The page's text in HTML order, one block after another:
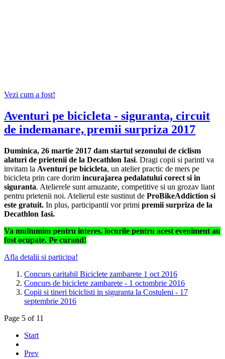
Vezi cum a fost!
Aventuri pe bicicleta - siguranta, circuit
de indemanare, premii surpriza 2017
Duminica, 26 martie 2017 dam startul sezonului de ciclism
alaturi de prietenii de la Decathlon Iasi. Dragi copii si parinti va
invitam la Aventuri pe bicicleta, un atelier practic de mers pe
bicicleta prin care dorim incurajarea pedalatului corect si in
siguranta. Atelierele sunt amuzante, competitive si un grozav liant
pentru prietenii noi. Atelierul este sustinut de ProBikeAddiction si
este gratuit. In plus, participantii vor primi premii surpriza de la
Decathlon Iasi.
Va multumim pentru interes, locurile pentru acest eveniment au
fost ocupate. Pe curand!
Afla detalii si participa!
Concurs caritabil Biciclete zambarete 1 oct 2016
Concurs de biciclete zambarete - 1 octombrie 2016
Copii si tineri biciclisti in siguranta la Costuleni - 17
septembrie 2016
Page 5 of 11
Start
Prev